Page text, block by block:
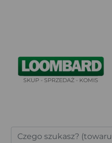
SKUP - SPRZEDAŻ - KOMIS